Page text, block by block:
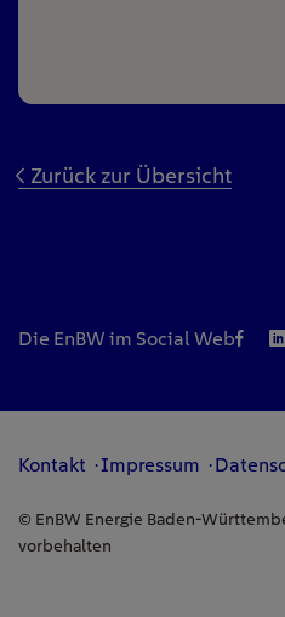
Zurück zur Übersicht
Die EnBW im Social Web
Kontakt Impressum
© EnBW Energie Baden-
vorbehalten